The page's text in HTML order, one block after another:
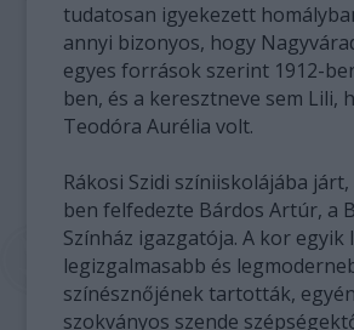
tudatosan igyekezett
annyi bizonyos, hogy
egyes források szerint 1912-
ben, és a keresztneve sem Lili,
Teodóra Aurélia volt.
Rákosi Szidi színiiskolájába
ben felfedezte Bárdos Artúr, a
Színház igazgatója. A kor egyik
legizgalmasabb és
színésznőjének tartották,
szokványos szende